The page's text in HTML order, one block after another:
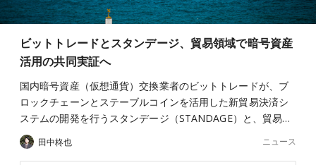
ビットトレードとスタンデージ、貿易領域で暗号資産
活用の共同実証へ
国内暗号資産（仮想通貨）交換業者のビットトレードが、ブ
ロックチェーンとステーブルコインを活用した新貿易決済シ
ステムの開発を行うスタンデージ（STANDAGE）と、貿易…
田中柊也 ニュース